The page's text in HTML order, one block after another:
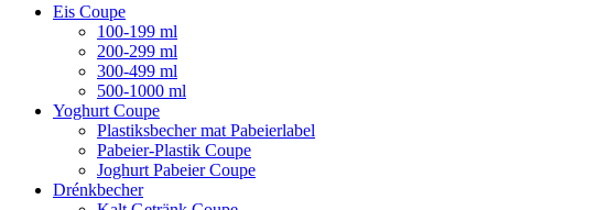
Eis Coupe
100-199 ml
200-299 ml
300-499 ml
500-1000 ml
Yoghurt Coupe
Plastiksbecher mat Pabeierlabel
Pabeier-Plastik Coupe
Joghurt Pabeier Coupe
Drénkbecher